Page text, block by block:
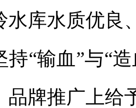
水库水质优良
持“输血”与“
品牌推广上给